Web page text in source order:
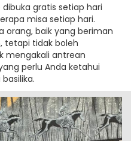
gratis setiap hari
misa setiap hari.
orang, baik yang beriman
tetapi tidak boleh
mengakali antrean
perlu Anda ketahui